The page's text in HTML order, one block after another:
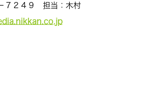
７２４９ 担当：木村